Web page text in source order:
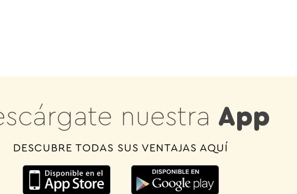
nuestra App
DESCUBRE TODAS SUS VENTAJAS AQUÍ